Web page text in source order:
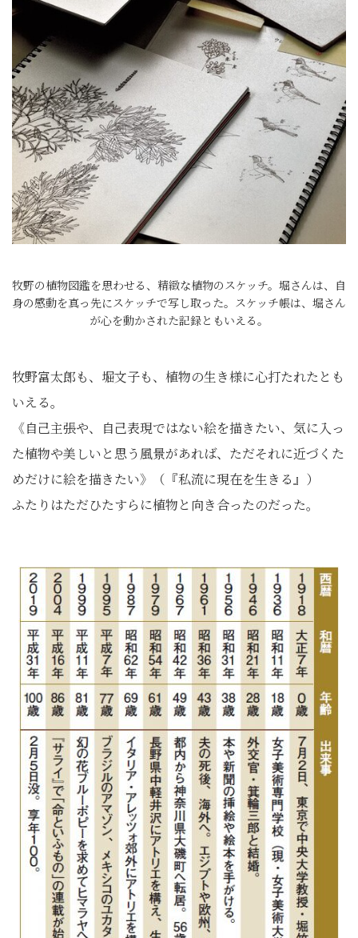
牧野の植物図鑑を思わせる、精緻な植物のスケッチ。堀さんは、自
身の感動を真っ先にスケッチで写し取った。スケッチ帳は、堀さん
が心を動かされた記録ともいえる。
牧野富太郎も、堀文子も、植物の生き様に心打たれたとも
いえる。
《自己主張や、自己表現ではない絵を描きたい、気に入っ
た植物や美しいと思う風景があれば、ただそれに近づくた
めだけに絵を描きたい》（『私流に現在を生きる』）
ふたりはただひたすらに植物と向き合ったのだった。